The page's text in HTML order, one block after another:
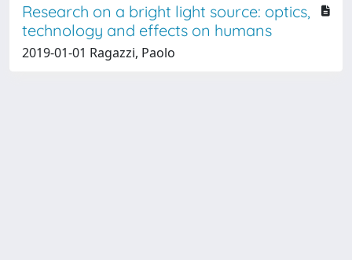
Research on a bright light source: optics,
technology and effects on humans
2019-01-01 Ragazzi, Paolo